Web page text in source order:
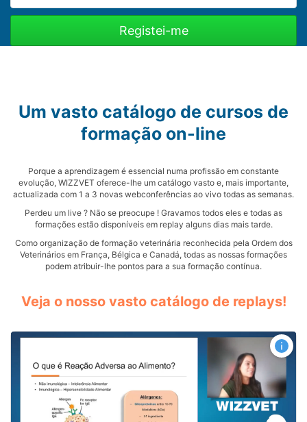
Um vasto catálogo de cursos de
formação on-line
Porque a aprendizagem é essencial numa profissão em constante
evolução, WIZZVET oferece-lhe um catálogo vasto e, mais importante,
actualizada com 1 a 3 novas webconferências ao vivo todas as semanas.
Perdeu um live ? Não se preocupe ! Gravamos todos eles e todas as
formações estão disponíveis em replay alguns dias mais tarde.
Como organização de formação veterinária reconhecida pela Ordem dos
Veterinários em França, Bélgica e Canadá, todas as nossas formações
podem atribuir-lhe pontos para a sua formação contínua.
Veja o nosso vasto catálogo de replays!